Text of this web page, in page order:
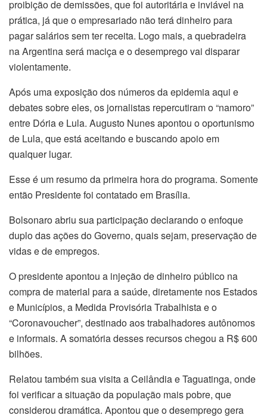
proibição de demissões, que foi autoritária e inviável na
prática, já que o empresariado não terá dinheiro para
pagar salários sem ter receita. Logo mais, a quebradeira
na Argentina será maciça e o desemprego vai disparar
violentamente.
Após uma exposição dos números da epidemia aqui e
debates sobre eles, os jornalistas repercutiram o “namoro”
entre Dória e Lula. Augusto Nunes apontou o oportunismo
de Lula, que está aceitando e buscando apoio em
qualquer lugar.
Esse é um resumo da primeira hora do programa. Somente
então Presidente foi contatado em Brasília.
Bolsonaro abriu sua participação declarando o enfoque
duplo das ações do Governo, quais sejam, preservação de
vidas e de empregos.
O presidente apontou a injeção de dinheiro público na
compra de material para a saúde, diretamente nos Estados
e Municípios, a Medida Provisória Trabalhista e o
“Coronavoucher”, destinado aos trabalhadores autônomos
e informais. A somatória desses recursos chegou a R$ 600
bilhões.
Relatou também sua visita a Ceilândia e Taguatinga, onde
foi verificar a situação da população mais pobre, que
considerou dramática. Apontou que o desemprego gera